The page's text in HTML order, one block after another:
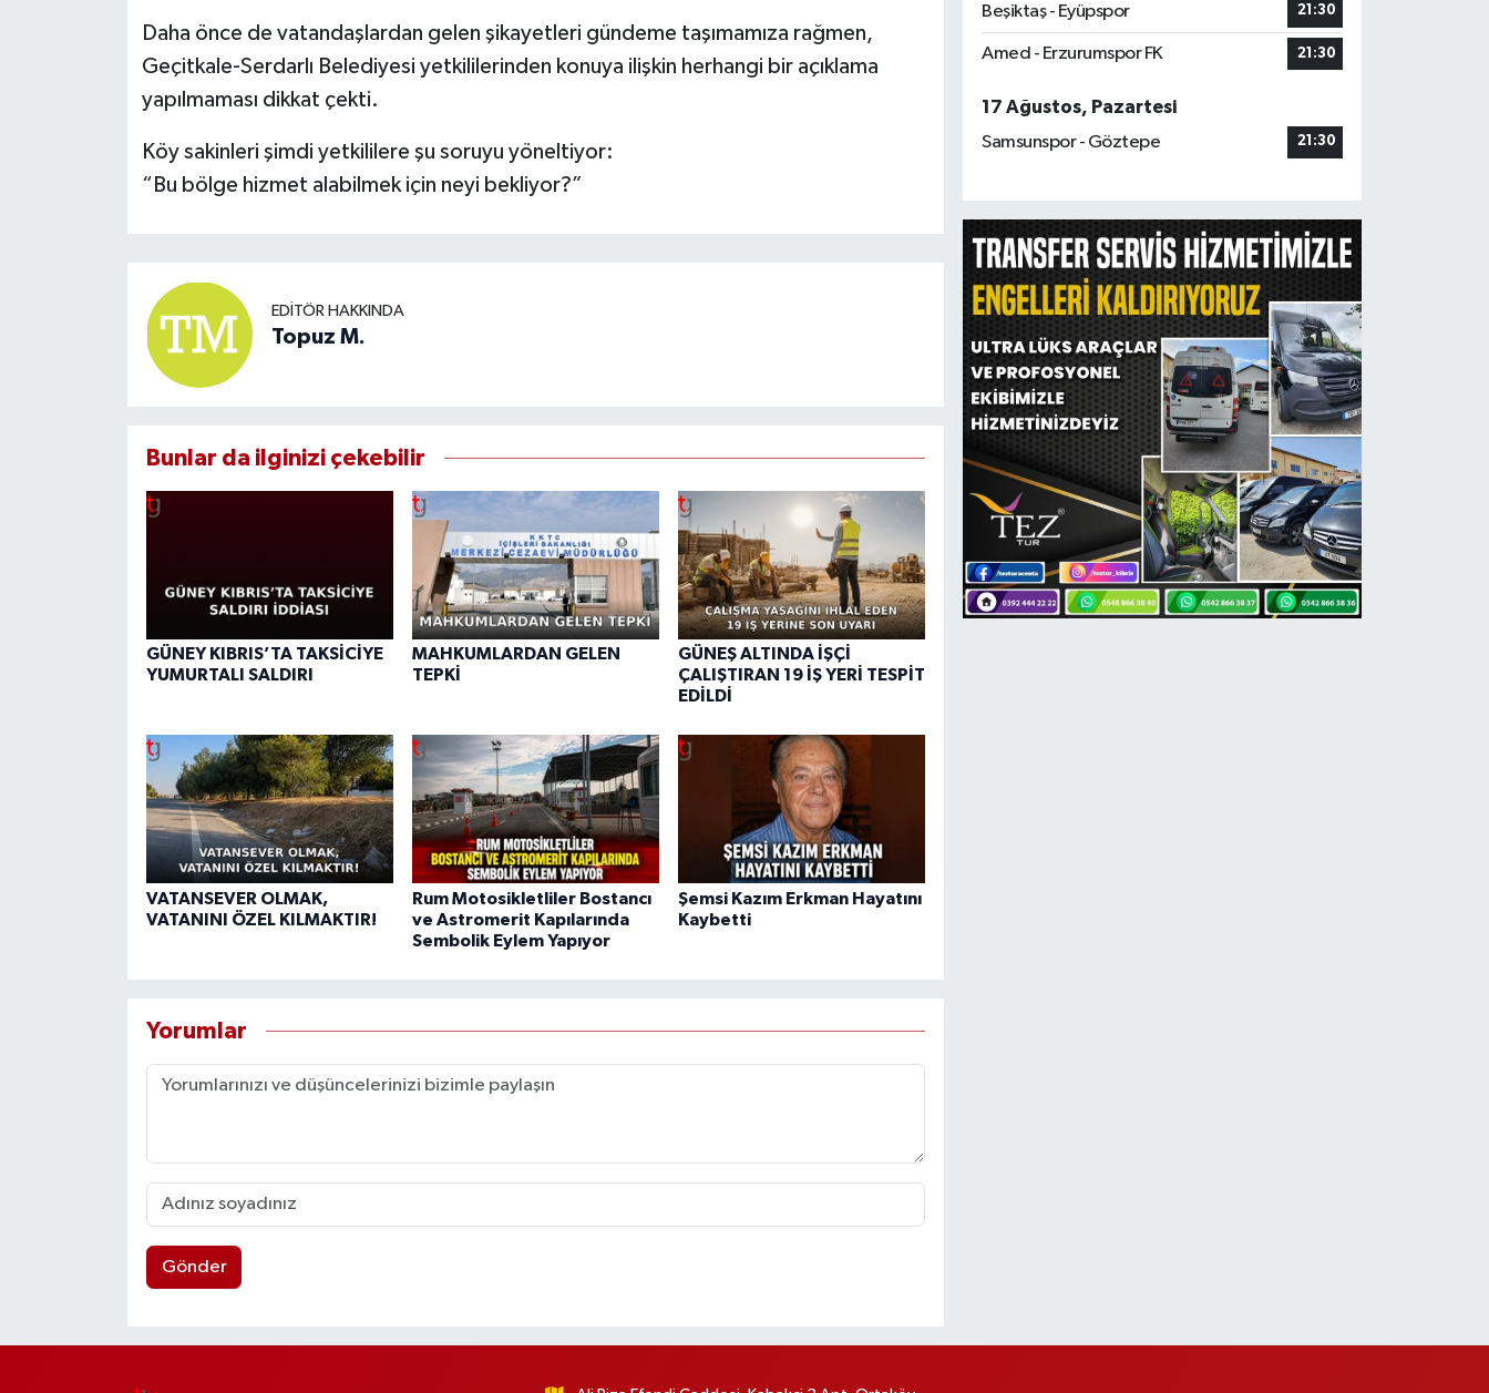
Daha önce de vatandaşlardan gelen şikayetleri gündeme taşımamıza rağmen,
Geçitkale-Serdarlı Belediyesi yetkililerinden konuya ilişkin herhangi bir açıklama
yapılmaması dikkat çekti.
Köy sakinleri şimdi yetkililere şu soruyu yöneltiyor:
“Bu bölge hizmet alabilmek için neyi bekliyor?”
EDITÖR HAKKINDA
Topuz M.
Bunlar da ilginizi çekebilir
GÜNEY KIBRIS’TA TAKSİCİYE
YUMURTALI SALDIRI
MAHKUMLARDAN GELEN
TEPKİ
GÜNEŞ ALTINDA İŞÇİ
ÇALIŞTIRAN 19 İŞ YERİ TESPİT
EDİLDİ
VATANSEVER OLMAK,
VATANINI ÖZEL KILMAKTIR!
Rum Motosikletliler Bostancı
ve Astromerit Kapılarında
Sembolik Eylem Yapıyor
Şemsi Kazım Erkman Hayatını
Kaybetti
Yorumlar
Gönder
Beşiktaş - Eyüpspor 21:30
Amed - Erzurumspor FK 21:30
17 Ağustos, Pazartesi
Samsunspor - Göztepe
21:30